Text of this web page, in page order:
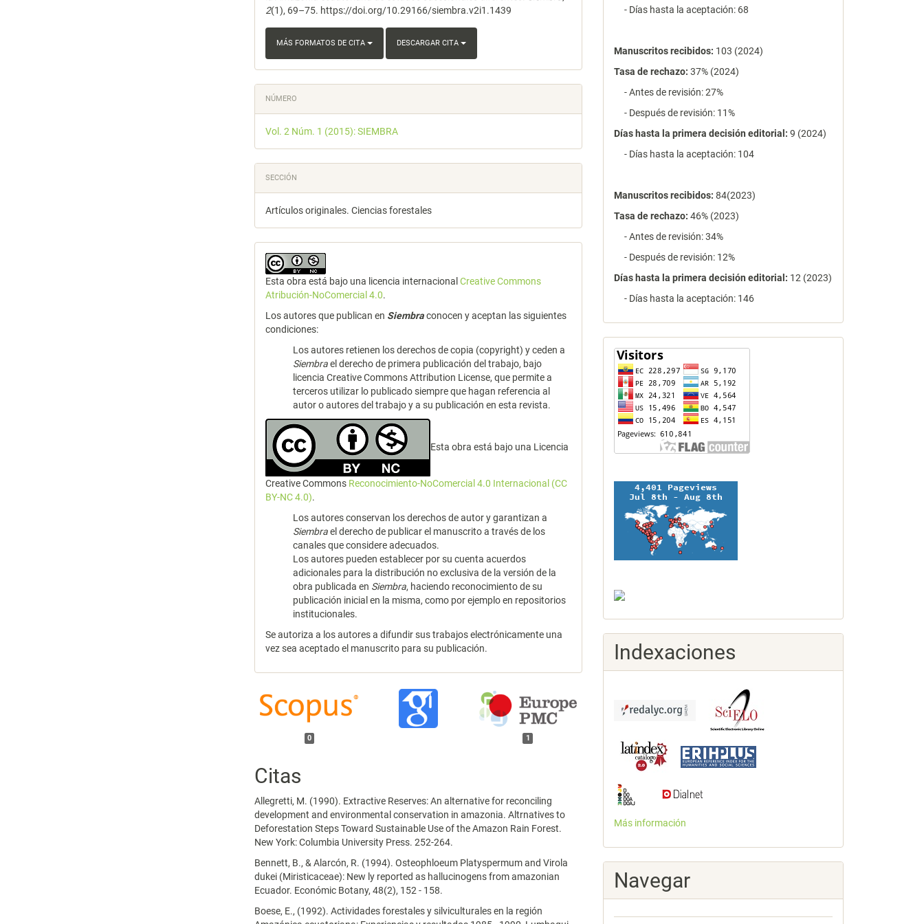
2(1), 69–75. https://doi.org/10.29166/siembra.v2i1.1439
MÁS FORMATOS DE CITA DESCARGAR CITA
NÚMERO
Vol. 2 Núm. 1 (2015): SIEMBRA
SECCIÓN
Artículos originales. Ciencias forestales
Esta obra está bajo una licencia internacionalCreative Commons
Atribución-NoComercial 4.0.
Los autores que publican en Siembraconocen y aceptan las siguientes
condiciones:
Los autores retienen los derechos de copia (copyright) y ceden a
Siembrael derecho de primera publicación del trabajo, bajo
licencia Creative Commons Attribution License, que permite a
terceros utilizar lo publicado siempre que hagan referencia al
autor o autores del trabajo y a su publicación en esta revista.
Esta obra está bajo una Licencia
Creative Commons Reconocimiento-NoComercial 4.0 Internacional (CC
BY-NC 4.0).
Los autores conservan los derechos de autor y garantizan a
Siembrael derecho de publicar el manuscrito a través de los
canales que considere adecuados.
Los autores pueden establecer por su cuenta acuerdos
adicionales para la distribución no exclusiva de la versión de la
obra publicada en Siembra, haciendo reconocimiento de su
publicación inicial en la misma, como por ejemplo en repositorios
institucionales.
Se autoriza a los autores a difundir sus trabajos electrónicamente una
vez sea aceptado el manuscrito para su publicación.
0 1
Citas
Allegretti, M. (1990). Extractive Reserves: An alternative for reconciling
development and environmental conservation in amazonia. Altrnatives to
Deforestation Steps Toward Sustainable Use of the Amazon Rain Forest.
New York: Columbia University Press. 252-264.
Bennett, B., & Alarcón, R. (1994). Osteophloeum Platyspermum and Virola
dukei (Miristicaceae): New ly reported as hallucinogens from amazonian
Ecuador. Económic Botany, 48(2), 152 - 158.
Boese, E., (1992). Actividades forestales y silviculturales en la región
- Días hasta la aceptación: 68
Manuscritos recibidos: 103 (2024)
Tasa de rechazo: 37% (2024)
- Antes de revisión: 27%
- Después de revisión: 11%
Días hasta la primera decisión editorial: 9 (2024)
- Días hasta la aceptación: 104
Manuscritos recibidos: 84(2023)
Tasa de rechazo: 46% (2023)
- Antes de revisión: 34%
- Después de revisión: 12%
Días hasta la primera decisión editorial: 12 (2023)
- Días hasta la aceptación: 146
contador
Indexaciones
Más información
Navegar